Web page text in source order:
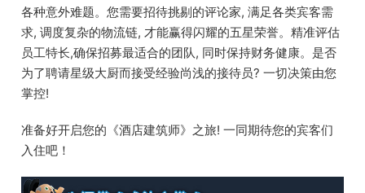
各种意外难题。您需要招待挑剔的评论家, 满足各类宾客需
求, 调度复杂的物流链, 才能赢得闪耀的五星荣誉。精准评估
员工特长,确保招募最适合的团队, 同时保持财务健康。是否
为了聘请星级大厨而接受经验尚浅的接待员? 一切决策由您
掌控!
准备好开启您的《酒店建筑师》之旅! 一同期待您的宾客们
入住吧！